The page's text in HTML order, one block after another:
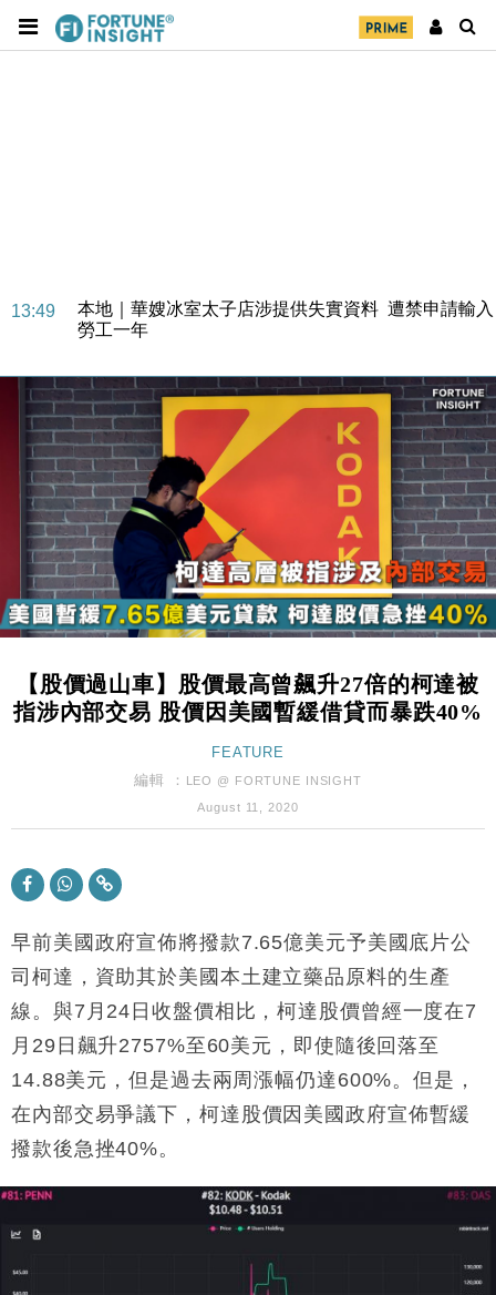
13:49
本地｜華嫂冰室太子店涉提供失實資料 遭禁申請輸入
勞工一年
機
18:31
財經｜華僑銀行上半年淨利創新高 中期息增15%至
47仙
17:33
財經｜滙豐上調香港今年GDP預測至4.5% 看好貿易
及消費表現
16:47
本地｜假冒內地執法人員要求交「保證金」 43歲女子
損失近6900萬元
16:05
財經｜日經失守6.5萬點後回穩 全周仍升近2%
15:47
財經｜恒隆10月換帥 玩具「反」斗城亞洲CEO蔡德
15:11
財經｜韓股反覆波動收跌 連挫7周創逾3年最長跌勢
財經｜內地7月美元計價出口增近24%勝預期 貿易順
差達1125億美元
財經｜大摩削老鋪黃金目標價至505元 惟維持「增
持」評級
13:49
勞工一年
機
18:31
財經｜華僑銀行上半年淨利創新高 中期息增15%至
及消費表現
16:47
本地｜假冒內地執法人員要求交「保證金」 43歲女子
損失近6900萬元
16:05
財經｜日經失守6.5萬點後回穩 全周仍升近2%
15:47
財經｜恒隆10月換帥 玩具「反」斗城亞洲CEO蔡德
【股價過山車】股價最高曾飆升27倍的柯達被
指涉內部交易 股價因美國暫緩借貸而暴跌40%
FEATURE
編輯 ：
LEO @ FORTUNE INSIGHT
August 11, 2020
早前美國政府宣佈將撥款7.65億美元予美國底片公
司柯達，資助其於美國本土建立藥品原料的生產
線。與7月24日收盤價相比，柯達股價曾經一度在7
月29日飆升2757%至60美元，即使隨後回落至
14.88美元，但是過去兩周漲幅仍達600%。但是，
在內部交易爭議下，柯達股價因美國政府宣佈暫緩
撥款後急挫40%。